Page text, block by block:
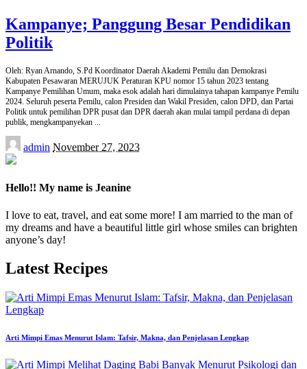
Kampanye; Panggung Besar Pendidikan
Politik
Oleh: Ryan Arnando, S.Pd Koordinator Daerah Akademi Pemilu dan Demokrasi
Kabupaten Pesawaran MERUJUK Peraturan KPU nomor 15 tahun 2023 tentang
Kampanye Pemilihan Umum, maka esok adalah hari dimulainya tahapan kampanye Pemilu
2024. Seluruh peserta Pemilu, calon Presiden dan Wakil Presiden, calon DPD, dan Partai
Politik untuk pemilihan DPR pusat dan DPR daerah akan mulai tampil perdana di depan
publik, mengkampanyekan ...
Posted
by
admin November 27, 2023
Hello!! My name is Jeanine
I love to eat, travel, and eat some more! I am married to the man of
my dreams and have a beautiful little girl whose smiles can brighten
anyone’s day!
Latest Recipes
Arti Mimpi Emas Menurut Islam: Tafsir, Makna, dan Penjelasan Lengkap